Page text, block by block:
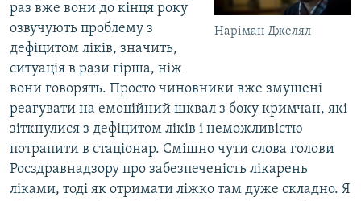
Наріман Джелял
раз вже вони до кінця року
озвучують проблему з
дефіцитом ліків, значить,
ситуація в рази гірша, ніж
вони говорять. Просто чиновники вже змушені
реагувати на емоційний шквал з боку кримчан, які
зіткнулися з дефіцитом ліків і неможливістю
потрапити в стаціонар. Смішно чути слова голови
Росздравнадзору про забезпеченість лікарень
ліками, тоді як отримати ліжко там дуже складно. Я